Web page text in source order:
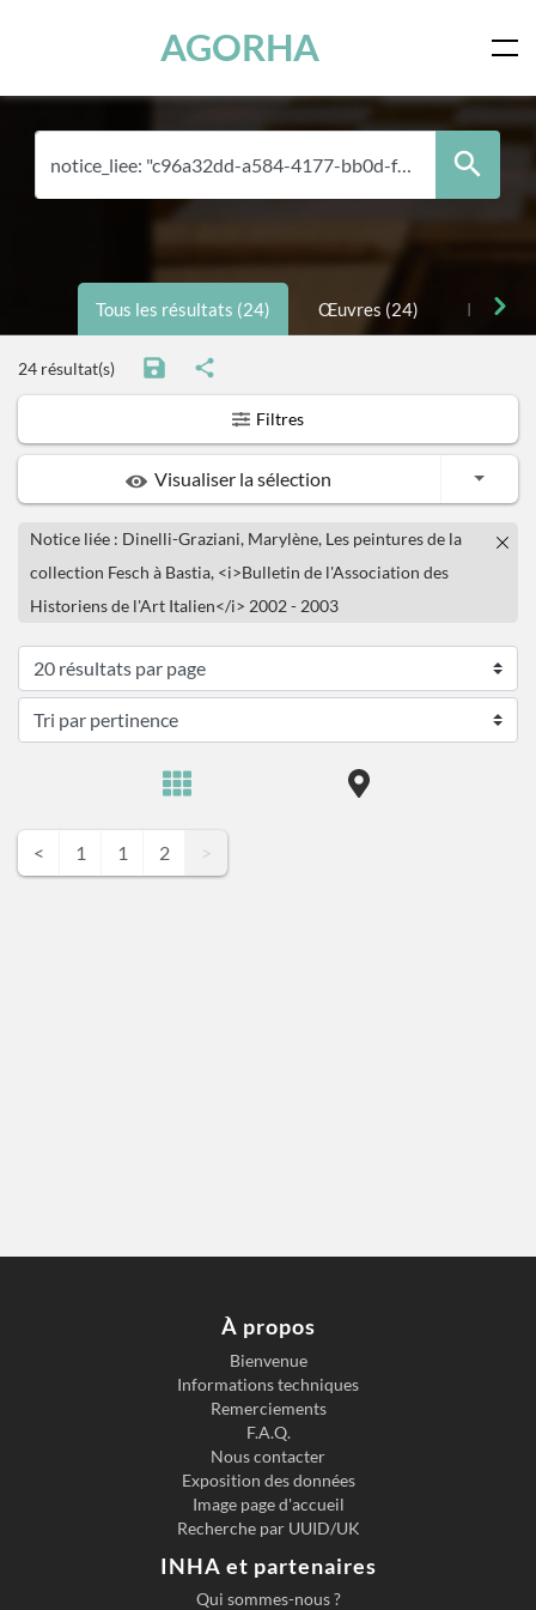
AGORHA
Tous les résultats (24) Œuvres (24)
24 résultat(s)
Filtres
Visualiser la sélection Toggle
Notice liée : Dinelli-Graziani, Marylène, Les peintures de la
collection Fesch à Bastia, <i>Bulletin de l'Association des
Historiens de l'Art Italien</i> 2002 - 2003
< 1 1 2 >
À propos
Bienvenue
Informations techniques
Remerciements
F.A.Q.
Nous contacter
Exposition des données
Image page d'accueil
Recherche par UUID/UK
INHA et partenaires
Qui sommes-nous ?